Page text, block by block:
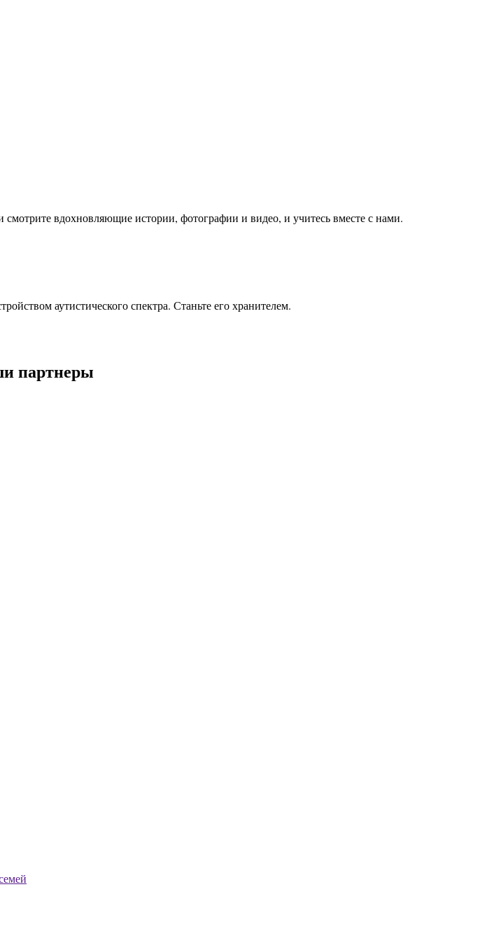
вдохновляющие истории, фотографии и видео, и учитесь вместе с нами.
аутистического спектра. Станьте его хранителем.
партнеры